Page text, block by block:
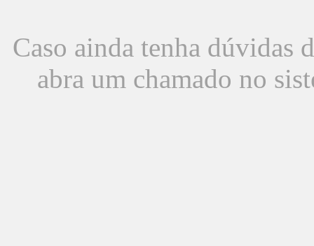
Caso ainda tenha dúvidas
abra um chamado no